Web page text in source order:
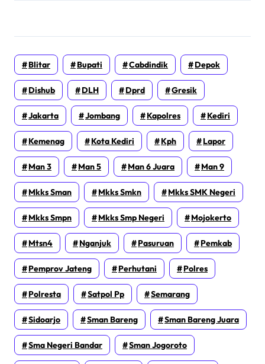
Blitar Bupati Cabdindik Depok
Dishub DLH Dprd Gresik
Jakarta Jombang Kapolres Kediri
Kemenag Kota Kediri Kph Lapor
Man 3 Man 5 Man 6 Juara Man 9
Mkks Sman Mkks Smkn Mkks SMK Negeri
Mkks Smpn Mkks Smp Negeri Mojokerto
Mtsn4 Nganjuk Pasuruan Pemkab
Pemprov Jateng Perhutani Polres
Polresta Satpol Pp Semarang
Sidoarjo Sman Bareng Sman Bareng Juara
Sma Negeri Bandar Sman Jogoroto